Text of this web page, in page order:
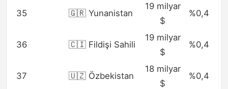
35 🇬🇷 Yunanistan
19 milyar
$
%0,4
36 🇨🇮 Fildişi Sahili
19 milyar
$
%0,4
37 🇺🇿 Özbekistan
18 milyar
$
%0,4